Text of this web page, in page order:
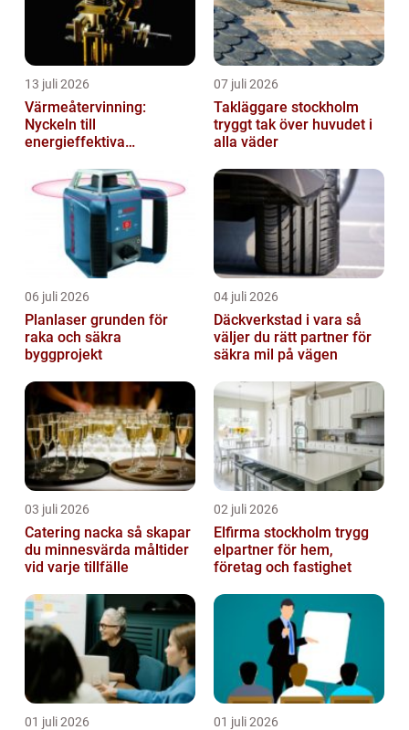
13 juli 2026
Värmeåtervinning:
Nyckeln till
energieffektiva
07 juli 2026
Takläggare stockholm
tryggt tak över huvudet i
alla väder
06 juli 2026
Planlaser grunden för
raka och säkra
byggprojekt
04 juli 2026
Däckverkstad i vara så
väljer du rätt partner för
säkra mil på vägen
03 juli 2026
Catering nacka så skapar
du minnesvärda måltider
vid varje tillfälle
02 juli 2026
Elfirma stockholm trygg
elpartner för hem,
företag och fastighet
01 juli 2026 01 juli 2026